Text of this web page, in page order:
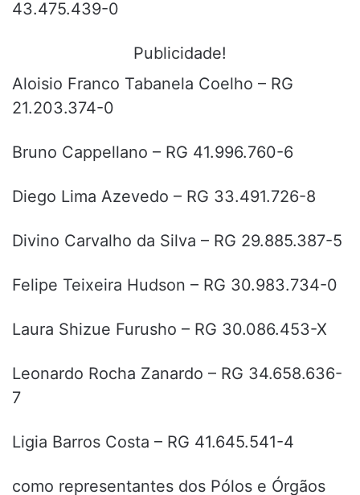
43.475.439-0
Publicidade!
Aloisio Franco Tabanela Coelho – RG
21.203.374-0
Bruno Cappellano – RG 41.996.760-6
Diego Lima Azevedo – RG 33.491.726-8
Divino Carvalho da Silva – RG 29.885.387-5
Felipe Teixeira Hudson – RG 30.983.734-0
Laura Shizue Furusho – RG 30.086.453-X
Leonardo Rocha Zanardo – RG 34.658.636-
7
Ligia Barros Costa – RG 41.645.541-4
como representantes dos Pólos e Órgãos